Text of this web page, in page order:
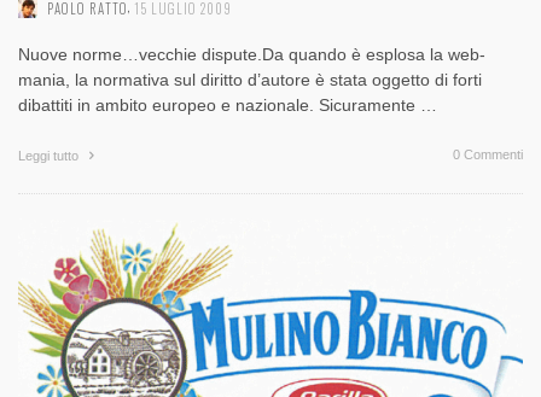
PAOLO RATTO 15 LUGLIO 2009
Nuove norme…vecchie dispute.Da quando è esplosa la web-
mania, la normativa sul diritto d’autore è stata oggetto di forti
dibattiti in ambito europeo e nazionale. Sicuramente …
Leggi tutto 0 Commenti